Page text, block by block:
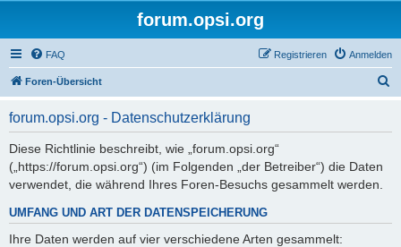
forum.opsi.org
FAQ Anmelden
Registrieren
Foren-Übersicht
forum.opsi.org - Datenschutzerklärung
Diese Richtlinie beschreibt, wie „forum.opsi.org“
(„https://forum.opsi.org“) (im Folgenden „der Betreiber“) die Daten
verwendet, die während Ihres Foren-Besuchs gesammelt werden.
UMFANG UND ART DER DATENSPEICHERUNG
Ihre Daten werden auf vier verschiedene Arten gesammelt: